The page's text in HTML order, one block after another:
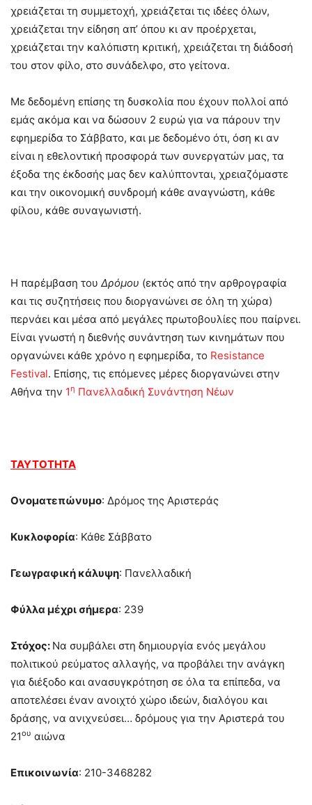
χρειάζεται τη συμμετοχή, χρειάζεται τις ιδέες όλων,
χρειάζεται την είδηση απ’ όπου κι αν προέρχεται,
χρειάζεται την καλόπιστη κριτική, χρειάζεται τη διάδοσή
του στον φίλο, στο συνάδελφο, στο γείτονα.
Με δεδομένη επίσης τη δυσκολία που έχουν πολλοί από
εμάς ακόμα και να δώσουν 2 ευρώ για να πάρουν την
εφημερίδα το Σάββατο, και με δεδομένο ότι, όση κι αν
είναι η εθελοντική προσφορά των συνεργατών μας, τα
έξοδα της έκδοσής μας δεν καλύπτονται, χρειαζόμαστε
και την οικονομική συνδρομή κάθε αναγνώστη, κάθε
φίλου, κάθε συναγωνιστή.
Η παρέμβαση του Δρόμου (εκτός από την αρθρογραφία
και τις συζητήσεις που διοργανώνει σε όλη τη χώρα)
περνάει και μέσα από μεγάλες πρωτοβουλίες που παίρνει.
Είναι γνωστή η διεθνής συνάντηση των κινημάτων που
οργανώνει κάθε χρόνο η εφημερίδα, το Resistance
Festival. Επίσης, τις επόμενες μέρες διοργανώνει στην
Αθήνα την 1η Πανελλαδική Συνάντηση Νέων
ΤΑΥΤΟΤΗΤΑ
Ονοματεπώνυμο: Δρόμος της Αριστεράς
Κυκλοφορία: Κάθε Σάββατο
Γεωγραφική κάλυψη: Πανελλαδική
Φύλλα μέχρι σήμερα: 239
Στόχος: Να συμβάλει στη δημιουργία ενός μεγάλου
πολιτικού ρεύματος αλλαγής, να προβάλει την ανάγκη
για διέξοδο και ανασυγκρότηση σε όλα τα επίπεδα, να
αποτελέσει έναν ανοιχτό χώρο ιδεών, διαλόγου και
δράσης, να ανιχνεύσει… δρόμους για την Αριστερά του
21ου αιώνα
Επικοινωνία: 210-3468282